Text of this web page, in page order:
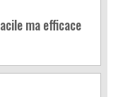
ma efficace